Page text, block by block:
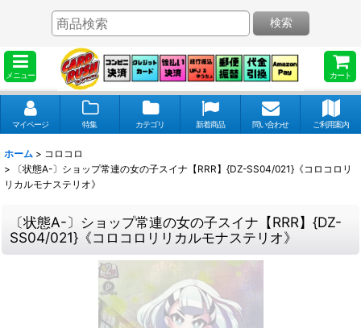
メニュー カート
検索
マイページ 特集 カテゴリ 新着商品 問い合わせ ご利用案内
ホーム > コロコロ
>
〔状態A-〕ショップ常連の女の子スイナ【RRR】{DZ-SS04/021}《コロコロリ
リカルモナステリオ》
〔状態A-〕ショップ常連の女の子スイナ【RRR】{DZ-
SS04/021}《コロコロリリカルモナステリオ》